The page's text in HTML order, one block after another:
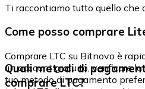
Ti raccontiamo tutto quello che
Come posso comprare
Comprare LTC su Bitnovo è
un account gratuito, verificare
tuo metodo di pagamento
Quali metodi di
comprare LTC?